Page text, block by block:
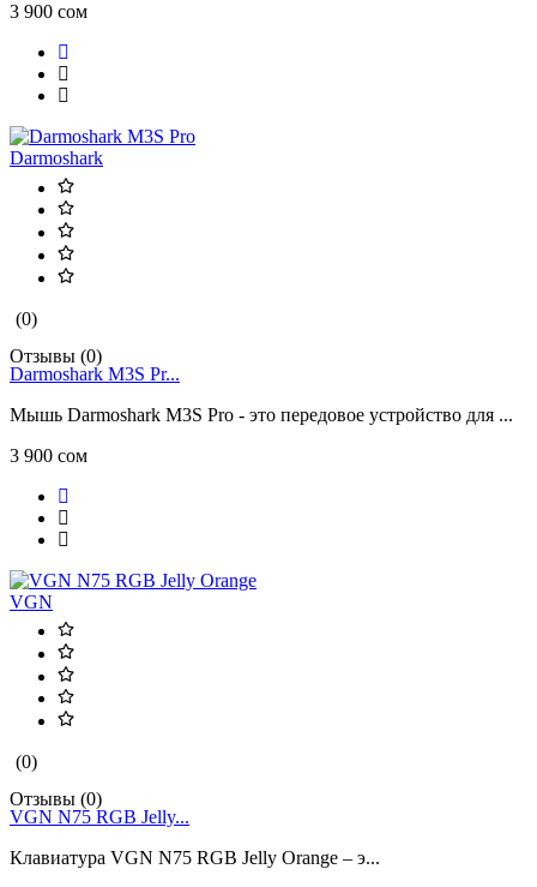
3 900 сом
Darmoshark
(0)
Отзывы (0)
Darmoshark M3S Pr...
Мышь Darmoshark M3S Pro - это передовое устройство для ...
3 900 сом
VGN
(0)
Отзывы (0)
VGN N75 RGB Jelly...
Клавиатура VGN N75 RGB Jelly Orange – э...